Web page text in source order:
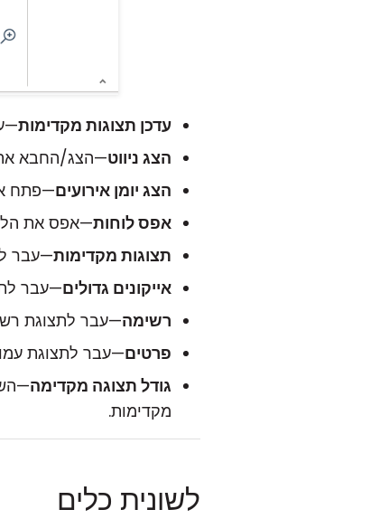
עדכן תצוגות מקדימות
הצג ניווט—הצג/החבא את
הצג יומן אירועים—פתח
אפס לוחות—אפס את
תצוגות מקדימות—עבר
אייקונים גדולים—עבר
רשימה—עבר לתצוגת
פרטים—עבר לתצוגת
גודל תצוגה מקדימה
מקדימות.
לשונית כלים